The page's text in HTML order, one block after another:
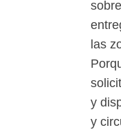
las
y
y